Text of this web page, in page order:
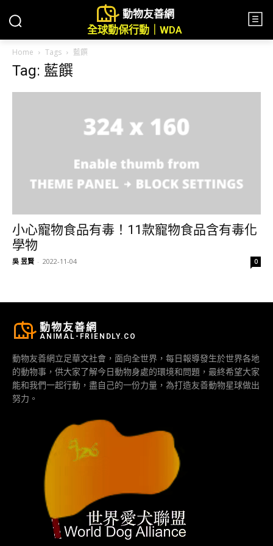
動物友善網
全球動保行動｜WDA
Home Tags 藍饌
Tag: 藍饌
小心寵物食品有毒！11款寵物食品含有毒化
學物
吳 昱賢 - 2022-11-04 0
動物友善網
ANIMAL-FRIENDLY.CO
動物友善網立足華文社會，面向全世界，每日報導發生於世界各地
的動物事，供大家了解今日動物身處的環境和問題，最終希望大家
能和我們一起行動，盡自己的一份力量，為打造友善動物星球做出
努力。